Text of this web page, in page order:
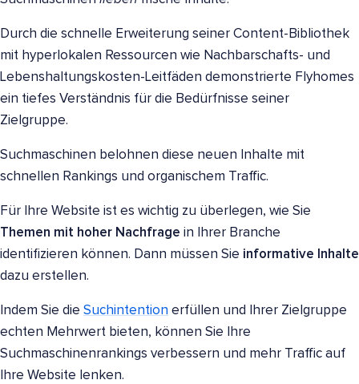
Durch die schnelle Erweiterung seiner Content-Bibliothek
mit hyperlokalen Ressourcen wie Nachbarschafts- und
Lebenshaltungskosten-Leitfäden demonstrierte Flyhomes
ein tiefes Verständnis für die Bedürfnisse seiner
Zielgruppe.
Suchmaschinen belohnen diese neuen Inhalte mit
schnellen Rankings und organischem Traffic.
Für Ihre Website ist es wichtig zu überlegen, wie Sie
Themen mit hoher Nachfrage in Ihrer Branche
identifizieren können. Dann müssen Sie informative Inhalte
dazu erstellen.
Indem Sie die Suchintention erfüllen und Ihrer Zielgruppe
echten Mehrwert bieten, können Sie Ihre
Suchmaschinenrankings verbessern und mehr Traffic auf
Ihre Website lenken.